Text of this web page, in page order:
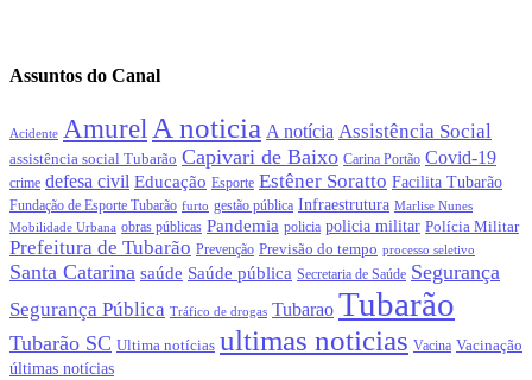
Assuntos do Canal
Acidente Amurel A noticia A notícia Assistência Social
assistência social Tubarão Capivari de Baixo Carina Portão Covid-19
crime defesa civil Educação Esporte Estêner Soratto Facilita Tubarão
Fundação de Esporte Tubarão furto gestão pública Infraestrutura Marlise Nunes
Mobilidade Urbana obras públicas Pandemia policia policia militar Polícia Militar
Prefeitura de Tubarão Prevenção Previsão do tempo processo seletivo
Santa Catarina saúde Saúde pública Secretaria de Saúde Segurança
Segurança Pública Tráfico de drogas Tubarao Tubarão
Tubarão SC Ultima notícias ultimas noticias Vacina Vacinação
últimas notícias